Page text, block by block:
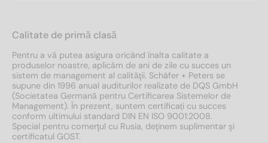
Calitate de primă clasă
Pentru a vă putea asigura oricând înalta calitate a
produselor noastre, aplicăm de ani de zile cu succes un
sistem de management al calităţii. Schäfer + Peters se
supune din 1996 anual auditurilor realizate de DQS GmbH
(Societatea Germană pentru Certificarea Sistemelor de
Management). În prezent, suntem certificați cu succes
conform ultimului standard DIN EN ISO 9001:2008.
Special pentru comerţul cu Rusia, deţinem suplimentar şi
certificatul GOST.